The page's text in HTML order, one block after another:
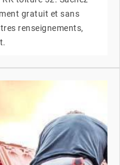
gratuit et sans
renseignements,